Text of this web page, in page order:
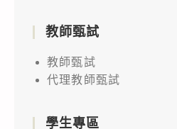
教師甄試
教師甄試
代理教師甄試
學生專區